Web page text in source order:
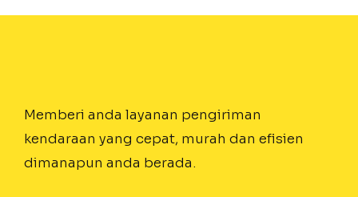
Memberi anda layanan pengiriman
kendaraan yang cepat, murah dan efisien
dimanapun anda berada.